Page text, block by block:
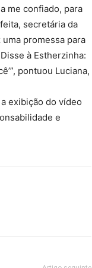
me confiado, para
secretária da
promessa para
à Estherzinha:
pontuou Luciana,
exibição do vídeo
e